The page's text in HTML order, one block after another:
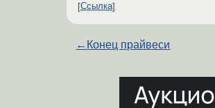
Ссылка
← Конец прайвеси